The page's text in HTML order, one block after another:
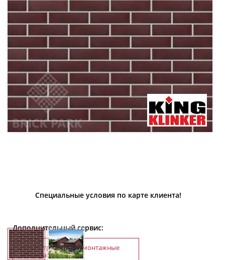
Специальные условия по карте клиента!
Дополнительный сервис:
Строительно-монтажные
работы